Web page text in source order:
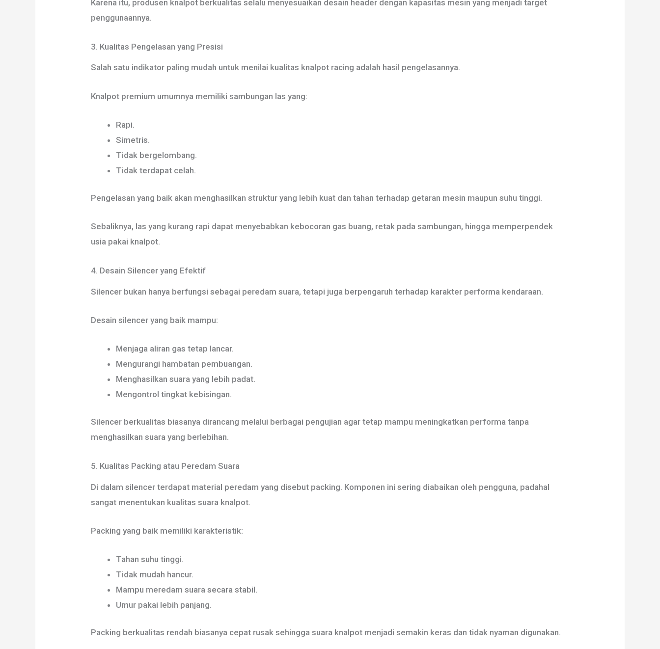
Karena itu, produsen knalpot berkualitas selalu menyesuaikan desain header dengan kapasitas mesin yang menjadi target
penggunaannya.
3. Kualitas Pengelasan yang Presisi
Salah satu indikator paling mudah untuk menilai kualitas knalpot racing adalah hasil pengelasannya.
Knalpot premium umumnya memiliki sambungan las yang:
Rapi.
Simetris.
Tidak bergelombang.
Tidak terdapat celah.
Pengelasan yang baik akan menghasilkan struktur yang lebih kuat dan tahan terhadap getaran mesin maupun suhu tinggi.
Sebaliknya, las yang kurang rapi dapat menyebabkan kebocoran gas buang, retak pada sambungan, hingga memperpendek
usia pakai knalpot.
4. Desain Silencer yang Efektif
Silencer bukan hanya berfungsi sebagai peredam suara, tetapi juga berpengaruh terhadap karakter performa kendaraan.
Desain silencer yang baik mampu:
Menjaga aliran gas tetap lancar.
Mengurangi hambatan pembuangan.
Menghasilkan suara yang lebih padat.
Mengontrol tingkat kebisingan.
Silencer berkualitas biasanya dirancang melalui berbagai pengujian agar tetap mampu meningkatkan performa tanpa
menghasilkan suara yang berlebihan.
5. Kualitas Packing atau Peredam Suara
Di dalam silencer terdapat material peredam yang disebut packing. Komponen ini sering diabaikan oleh pengguna, padahal
sangat menentukan kualitas suara knalpot.
Packing yang baik memiliki karakteristik:
Tahan suhu tinggi.
Tidak mudah hancur.
Mampu meredam suara secara stabil.
Umur pakai lebih panjang.
Packing berkualitas rendah biasanya cepat rusak sehingga suara knalpot menjadi semakin keras dan tidak nyaman digunakan.